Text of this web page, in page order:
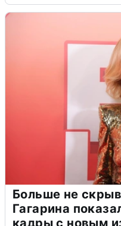
Больше не
Гагарина